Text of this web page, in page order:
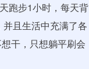
跑步1小时，每天背
且生活中充满了各
干，只想躺平刷会